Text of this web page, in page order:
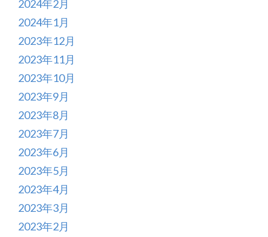
2024年2月
2024年1月
2023年12月
2023年11月
2023年10月
2023年9月
2023年8月
2023年7月
2023年6月
2023年5月
2023年4月
2023年3月
2023年2月